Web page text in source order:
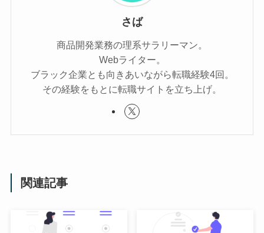
さば
商品開発業務の理系サラリーマン。
Webライター。
ブラック企業とも向きあいながら転職経験4回。
その経験をもとに転職サイトを立ち上げ。
関連記事